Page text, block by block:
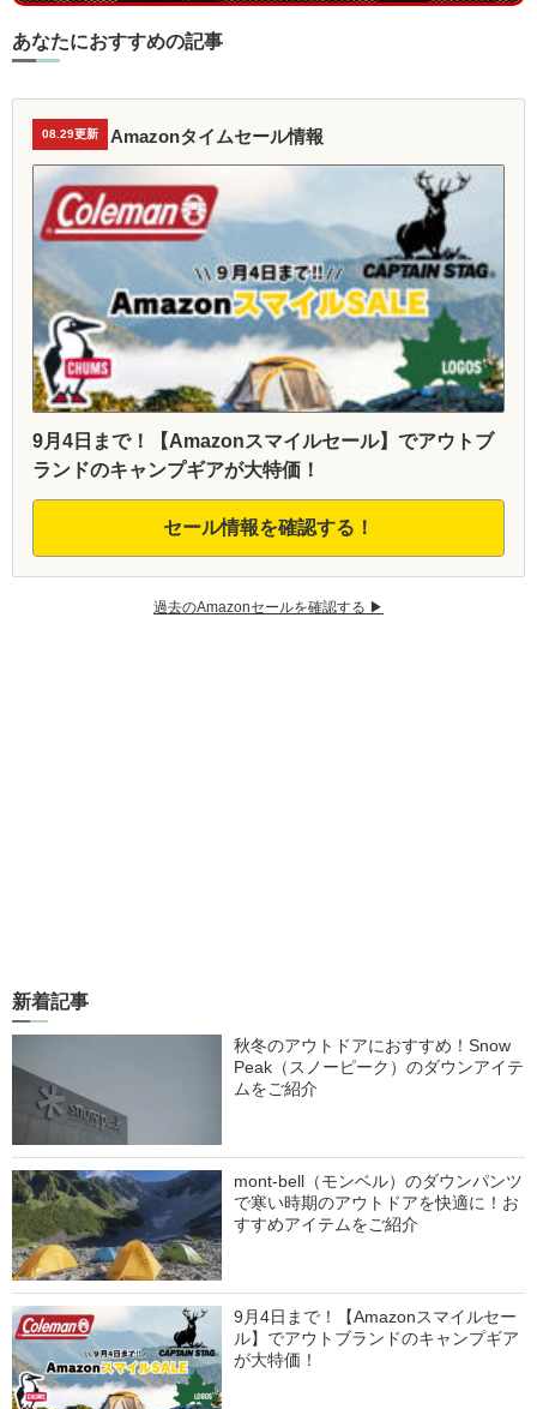
あなたにおすすめの記事
08.29更新 Amazonタイムセール情報
9月4日まで！【Amazonスマイルセール】でアウトブ
ランドのキャンプギアが大特価！
セール情報を確認する！
過去のAmazonセールを確認する ▶︎
新着記事
秋冬のアウトドアにおすすめ！Snow
Peak（スノーピーク）のダウンアイテ
ムをご紹介
mont-bell（モンベル）のダウンパンツ
で寒い時期のアウトドアを快適に！お
すすめアイテムをご紹介
9月4日まで！【Amazonスマイルセー
ル】でアウトブランドのキャンプギア
が大特価！